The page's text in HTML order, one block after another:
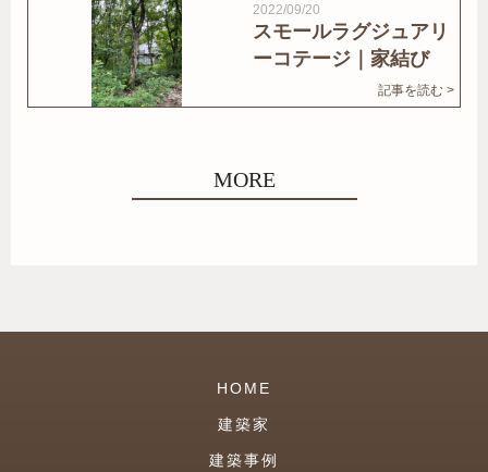
2022/09/20
スモールラグジュアリ
ーコテージ｜家結び
記事を読む >
MORE
HOME
建築家
建築事例